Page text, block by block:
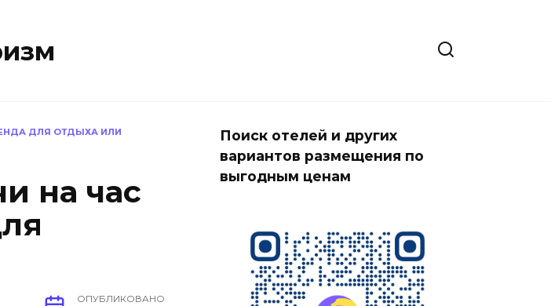
ДЛЯ ОТДЫХА ИЛИ
на час
ОПУБЛИКОВАНО
Поиск отелей и других
вариантов размещения по
выгодным ценам